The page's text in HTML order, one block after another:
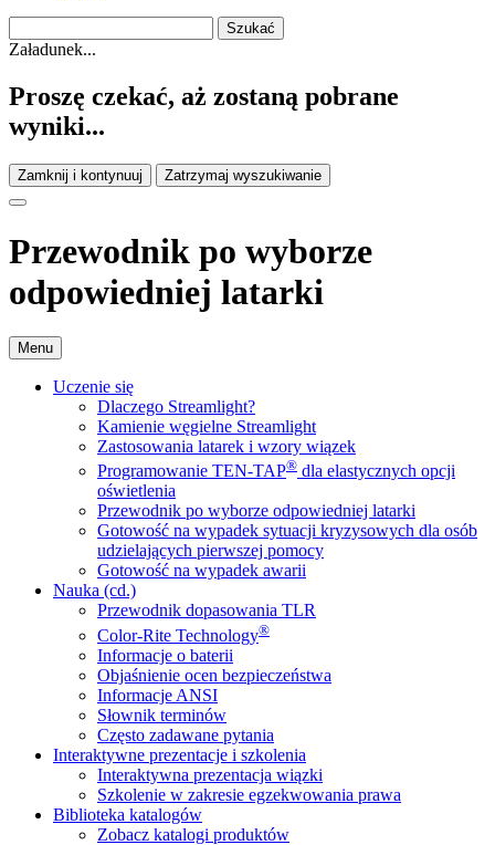
Załadunek...
Proszę czekać, aż zostaną pobrane
wyniki...
Zamknij i kontynuuj Zatrzymaj wyszukiwanie
Przewodnik po wyborze
odpowiedniej latarki
Menu
Uczenie się
Dlaczego Streamlight?
Kamienie węgielne Streamlight
Zastosowania latarek i wzory wiązek
Programowanie TEN-TAP® dla elastycznych opcji
oświetlenia
Przewodnik po wyborze odpowiedniej latarki
Gotowość na wypadek sytuacji kryzysowych dla osób
udzielających pierwszej pomocy
Gotowość na wypadek awarii
Nauka (cd.)
Przewodnik dopasowania TLR
Color-Rite Technology®
Informacje o baterii
Objaśnienie ocen bezpieczeństwa
Informacje ANSI
Słownik terminów
Często zadawane pytania
Interaktywne prezentacje i szkolenia
Interaktywna prezentacja wiązki
Szkolenie w zakresie egzekwowania prawa
Biblioteka katalogów
Zobacz katalogi produktów